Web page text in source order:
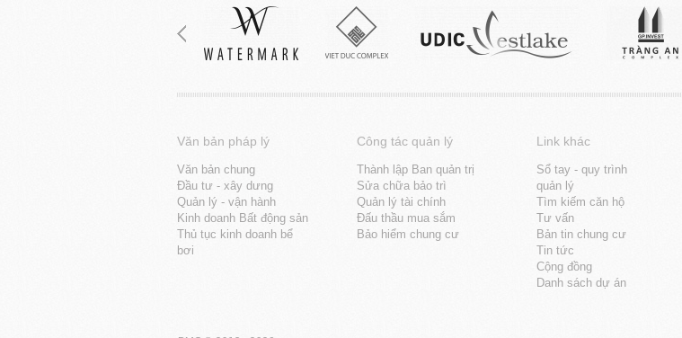
Văn bản pháp lý
Văn bản chung
Đầu tư - xây dưng
Quản lý - vận hành
Kinh doanh Bất động sản
Thủ tục kinh doanh bể
bơi
Công tác quản lý
Thành lập Ban quản trị
Sửa chữa bảo trì
Quản lý tài chính
Đấu thầu mua sắm
Bảo hiểm chung cư
Link khác
Sổ tay - quy trình
quản lý
Tìm kiếm căn hộ
Tư vấn
Bản tin chung cư
Tin tức
Cộng đồng
Danh sách dự án